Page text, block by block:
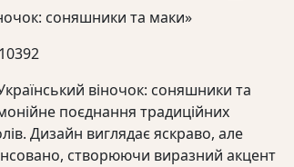
соняшники та маки»
віночок: соняшники та
поєднання традиційних
Дизайн виглядає яскраво, але
створюючи виразний акцент